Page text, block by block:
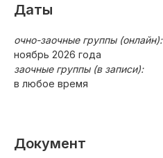
Даты
очно-заочные группы (онлайн):
ноябрь 2026 года
заочные группы (в записи):
в любое время
Документ